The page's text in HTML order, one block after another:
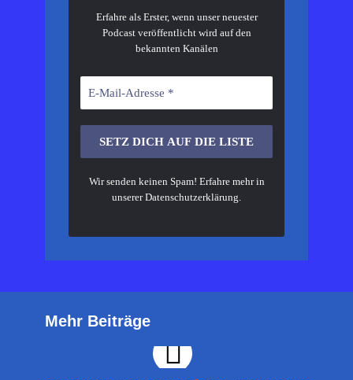
Erfahre als Erster, wenn unser neuester
Podcast veröffentlicht wird auf den
bekannten Kanälen
Wir senden keinen Spam! Erfahre mehr in
unsererDatenschutzerklärung.
Mehr Beiträge